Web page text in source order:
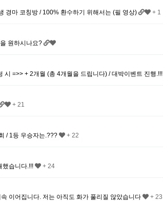
경마 코칭방 / 100% 환수하기 위해서는 (필 영상)
+ 1
원하시나요?
시 =>> + 2개월 (총 4개월을 드립니다) / 대박이벤트 진행.!!!
+ 21
/ 1등 우승자는.???
+ 22
했습니다.!!!
+ 24
이어집니다. 저는 아직도 화가 풀리질 않았습니다
+ 23